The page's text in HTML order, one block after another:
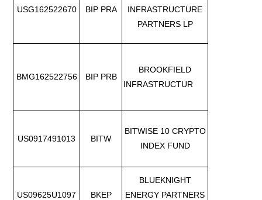
USG162522670 BIP PRA
INFRASTRUCTURE
PARTNERS LP
BMG162522756 BIP PRB
BROOKFIELD
INFRASTRUCTUR
US0917491013 BITW
BITWISE 10 CRYPTO
INDEX FUND
US09625U1097 BKEP
BLUEKNIGHT
ENERGY PARTNERS